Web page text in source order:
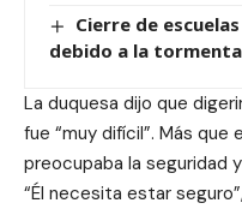
Cierre de
debido a la
La duquesa dijo que
fue “muy difícil”. Más que
preocupaba la seguridad
“Él necesita estar